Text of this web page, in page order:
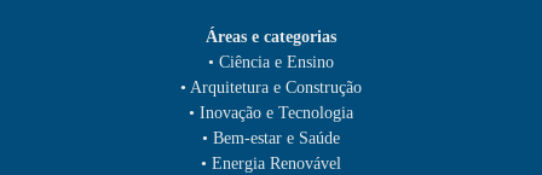
Áreas e categorias
• Ciência e Ensino
• Arquitetura e Construção
• Inovação e Tecnologia
• Bem-estar e Saúde
• Energia Renovável